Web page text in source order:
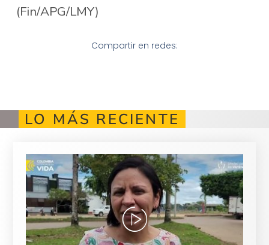
(Fin/APG/LMY)
Compartir en redes:
LO MÁS RECIENTE